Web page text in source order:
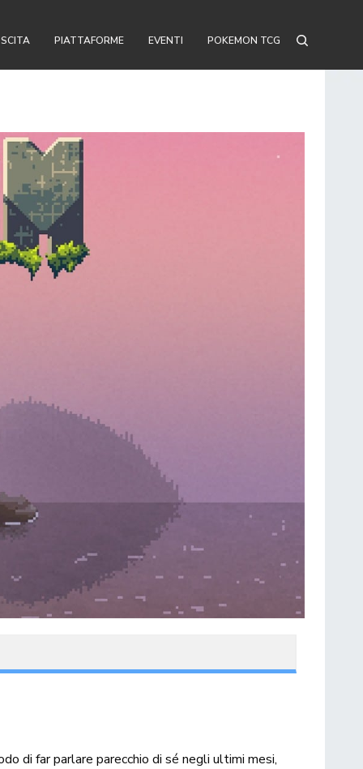
PIATTAFORME EVENTI POKEMON TCG
di far parlare parecchio di sé negli ultimi mesi,